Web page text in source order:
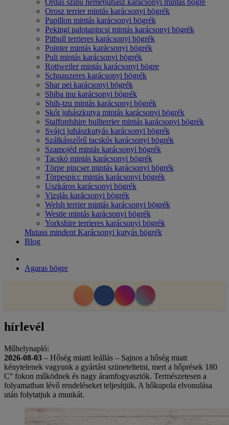
Ordas színű németjuhász karácsonyi mintás bögre
Orosz terrier mintás karácsonyi bögrék
Papillon mintás karácsonyi bögrék
Pekingi palotapincsi mintás karácsonyi bögrék
Pitbull terrieres karácsonyi bögrék
Pointer mintás karácsonyi bögrék
Puli mintás karácsonyi bögrék
Rottweiler mintás karácsonyi bögre
Schnauzeres karácsonyi bögrék
Shar pei karácsonyi bögrék
Shiba inu karácsonyi bögrék
Shih-tzu mintás karácsonyi bögrék
Skót juhászkutya mintás karácsonyi bögrék
Staffordshire bullterrier mintás karácsonyi bögrék
Svájci juhászkutyás karácsonyi bögrék
Szálkásszőrű tacskós karácsonyi bögrék
Szamojéd mintás karácsonyi bögrék
Tacskó mintás karácsonyi bögrék
Törpe pincser mintás karácsonyi bögrék
Törpespicc mintás karácsonyi bögrék
Uszkáros karácsonyi bögrék
Vizslás karácsonyi bögrék
Welsh terrier mintás karácsonyi bögrék
Westie mintás karácsonyi bögrék
Yorkshire terrieres karácsonyi bögrék
Mutass mindent Karácsonyi kutyás bögrék
Blog
Agaras bögre
hírlevél
Műhelynapló:
2026-08-03 – Hőség miatti leállás – Sajnos a hőség miatt
kénytelenek vagyunk a gyártást szüneteltetni, mert a hőprések 180
C° fokon működnek és nagy áramfogyasztók. Természetesen a
folyamatban lévő rendeléseket teljesítjük. A hőkupola elvonulása
után folytatjuk a munkát.